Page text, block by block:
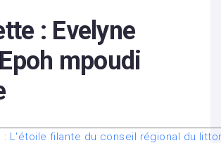
: Evelyne
mpoudi